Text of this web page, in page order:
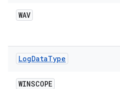
WAV
LogDataType
WINSCOPE